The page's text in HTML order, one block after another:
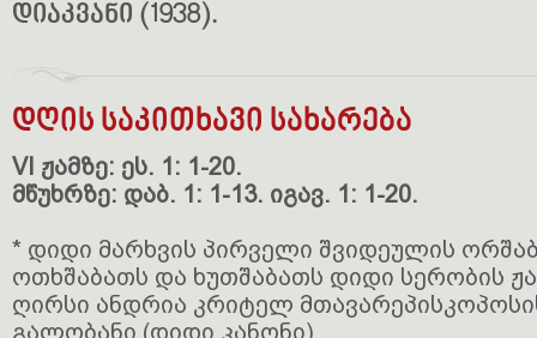
დიაკვანი (1938).
დღის საკითხავი სახარება
VI ჟამზე: ეს. 1: 1-20.
მწუხრზე: დაბ. 1: 1-13. იგავ. 1: 1-20.
* დიდი მარხვის პირველი შვიდეულის
ოთხშაბათს და ხუთშაბათს დიდი სერობის
ღირსი ანდრია კრიტელ
გალობანი (დიდი კანონი).